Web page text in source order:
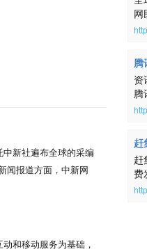
新社遍布全球的采编
闻报道方面，中新网
和移动服务为基础，
网
百
腾
资
腾
览
门
户
权
台
赶
赶
费
全